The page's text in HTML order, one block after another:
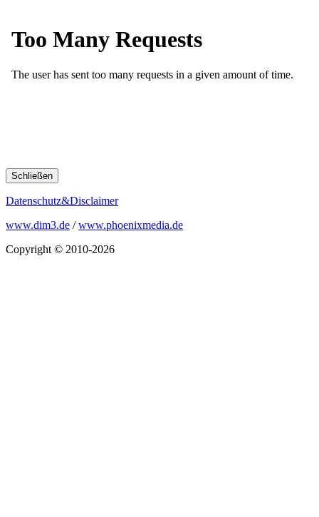
Schließen
Datenschutz&Disclaimer
www.dim3.de /www.phoenixmedia.de
Copyright © 2010-2026